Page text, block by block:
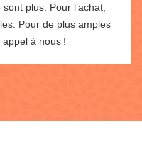
plus. Pour l’achat,
Pour de plus amples
à nous !